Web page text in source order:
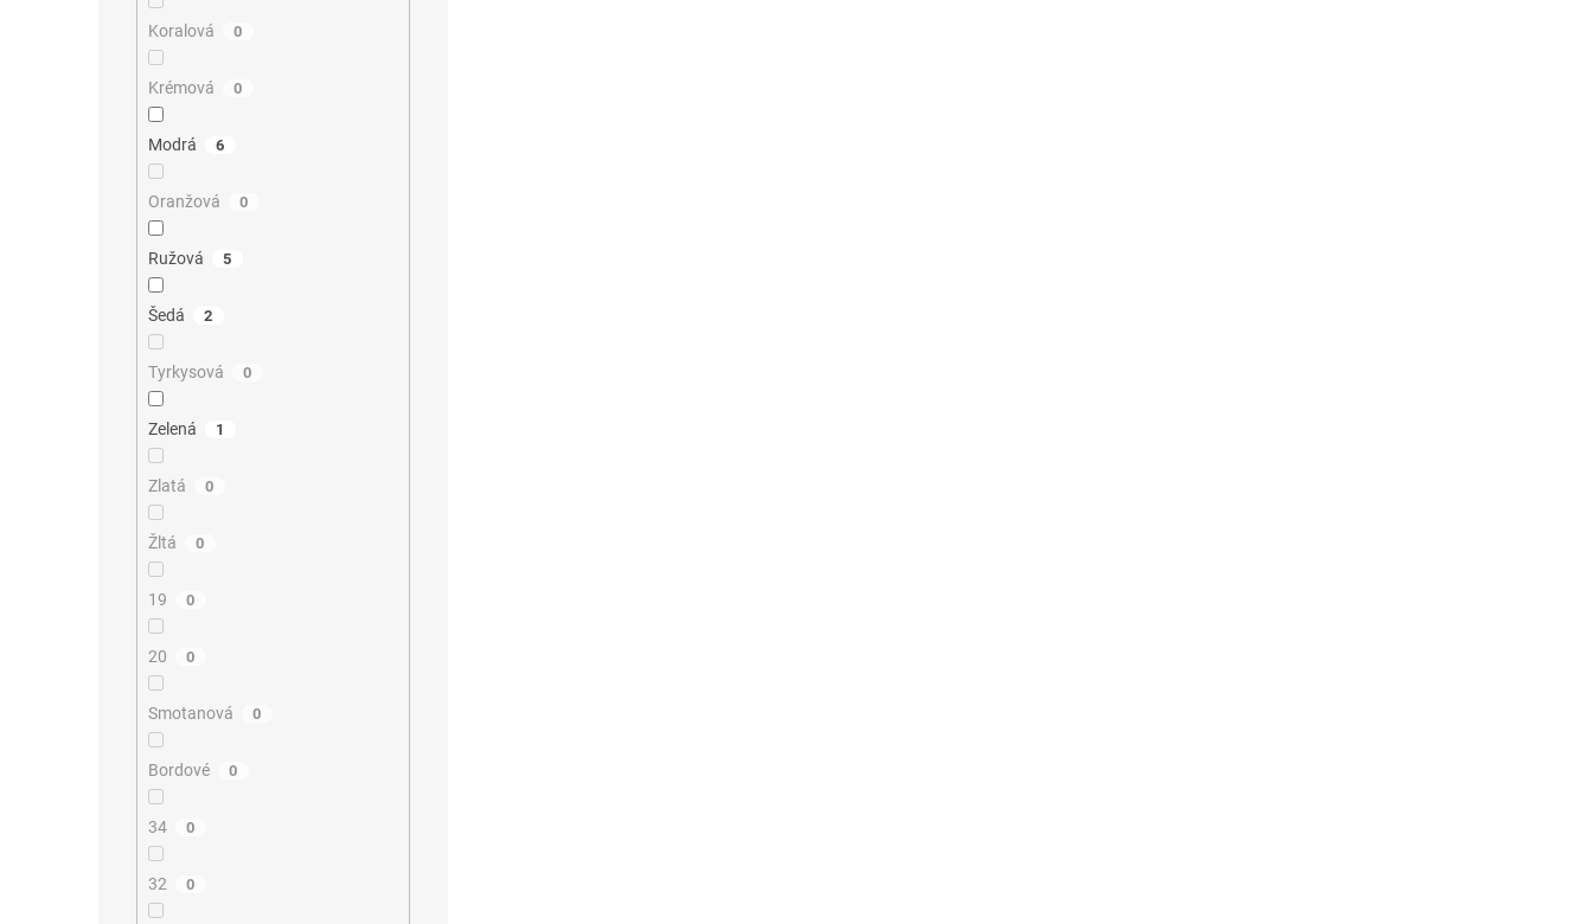
Koralová 0
Krémová 0
Modrá 6
Oranžová 0
Ružová 5
Šedá 2
Tyrkysová 0
Zelená 1
Zlatá 0
Žltá 0
19 0
20 0
Smotanová 0
Bordové 0
34 0
32 0